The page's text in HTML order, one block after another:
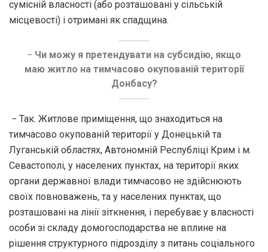
сумісній власності (або розташовані у сільській
місцевості) і отримані як спадщина.
− Чи можу я претендувати на субсидію, якщо
маю житло на тимчасово окупованій території
Донбасу?
− Так. Житлове приміщення, що знаходиться на
тимчасово окупованій території у Донецькій та
Луганській областях, Автономній Республіці Крим і м.
Севастополі, у населених пунктах, на території яких
органи державної влади тимчасово не здійснюють
своїх повноважень, та у населених пунктах, що
розташовані на лінії зіткнення, і перебуває у власності
особи зі складу домогосподарства не вплине на
рішення структурного підрозділу з питань соціального